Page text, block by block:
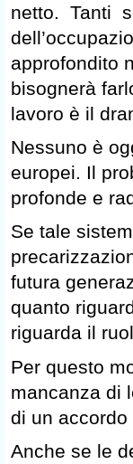
netto. Tanti
approfondito
bisognerà
lavoro è il
Nessuno è
europei. Il
profonde e
Se tale
futura
quanto
riguarda il
Per questo
mancanza di
di un accordo
Anche se le